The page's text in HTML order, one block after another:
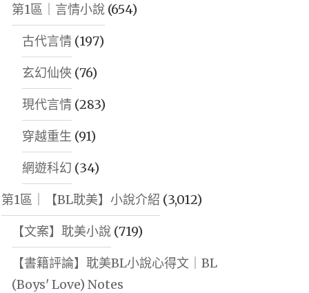
第1區｜言情小說(654)
古代言情(197)
玄幻仙俠 (76)
現代言情(283)
穿越重生 (91)
網遊科幻 (34)
第1區｜【BL耽美】小說介紹 (3,012)
【文案】耽美小說(719)
【書籍評論】耽美BL小說心得文｜BL
(Boys' Love) Notes